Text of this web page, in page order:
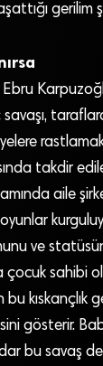
takdir
aile
ve
sahibi
kıskançlık
gösterir.
bu savaş